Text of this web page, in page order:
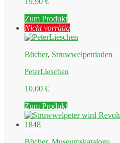
Zum Produkt
Nicht vorrätig
Bücher, Struwwelpetriaden
PeterLieschen
10,00 €
Zum Produkt